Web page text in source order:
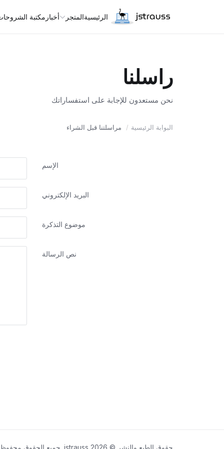
الرئيسيةالمتجر أخبار مكتبة
راسلنا
نحن مستعدون للإجابة على استفساراتك
البوابة الرئيسية مراسلتنا قبل الشراء
الإسم
البريد الإلكتروني
موضوع التذكرة
نص الرسالة